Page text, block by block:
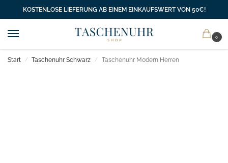
KOSTENLOSE LIEFERUNG AB EINEM EINKAUFSWERT VON 50€!
0
Start / Taschenuhr Schwarz / Taschenuhr Modern Herren